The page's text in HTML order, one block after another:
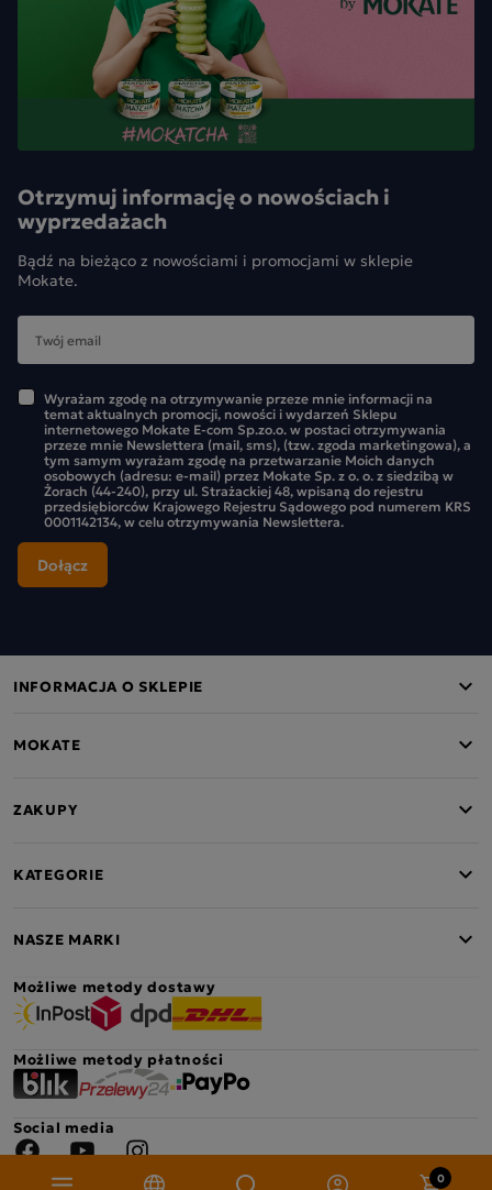
0
Otrzymuj informację o nowościach i
wyprzedażach
Bądź na bieżąco z nowościami i promocjami w sklepie
Mokate.
Wyrażam zgodę na otrzymywanie przeze mnie informacji na
temat aktualnych promocji, nowości i wydarzeń Sklepu
internetowego Mokate E-com Sp.zo.o. w postaci otrzymywania
przeze mnie Newslettera (mail, sms), (tzw. zgoda marketingowa), a
tym samym wyrażam zgodę na przetwarzanie Moich danych
osobowych (adresu: e-mail) przez Mokate Sp. z o. o. z siedzibą w
Żorach (44-240), przy ul. Strażackiej 48, wpisaną do rejestru
przedsiębiorców Krajowego Rejestru Sądowego pod numerem KRS
0001142134, w celu otrzymywania Newslettera.
INFORMACJA O SKLEPIE
MOKATE
ZAKUPY
KATEGORIE
NASZE MARKI
Możliwe metody dostawy
Możliwe metody płatności
Social media
FacebookYouTube Instagram